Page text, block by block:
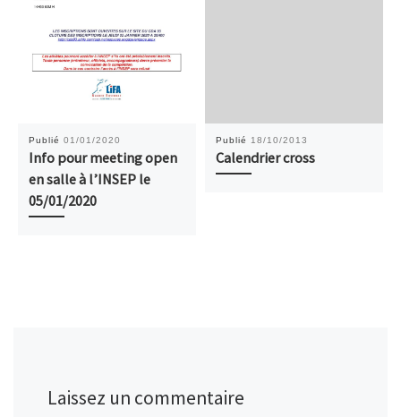
Publié 01/01/2020
Info pour meeting open
en salle à l’INSEP le
05/01/2020
Publié 18/10/2013
Calendrier cross
Laissez un commentaire